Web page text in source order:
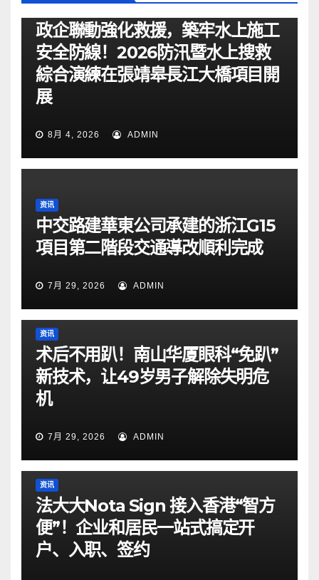
政企聯動強化救援，築牢水上施工
安全防線！2026防汛暨水上搜救
綜合演練在張靖皋長江大橋項目開
展
8月 4, 2026 ADMIN
资讯
中交路建華東公司承建的浙江G15
項目第二階段交通導改順利完成
7月 29, 2026 ADMIN
资讯
术后不用趴！南山华厦眼科“免趴”
新技术，让49岁男子解除失明危
机
7月 29, 2026 ADMIN
资讯
法大大Nota Sign 接入香港“智方
便”！企业和居民一站式搞定开
户、入职、签约